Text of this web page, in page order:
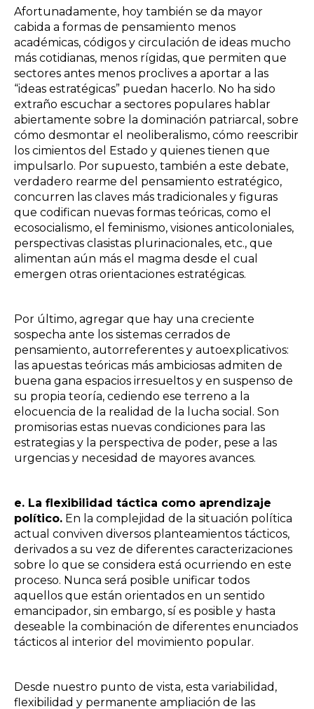
Afortunadamente, hoy también se da mayor
cabida a formas de pensamiento menos
académicas, códigos y circulación de ideas mucho
más cotidianas, menos rígidas, que permiten que
sectores antes menos proclives a aportar a las
“ideas estratégicas” puedan hacerlo. No ha sido
extraño escuchar a sectores populares hablar
abiertamente sobre la dominación patriarcal, sobre
cómo desmontar el neoliberalismo, cómo reescribir
los cimientos del Estado y quienes tienen que
impulsarlo. Por supuesto, también a este debate,
verdadero rearme del pensamiento estratégico,
concurren las claves más tradicionales y figuras
que codifican nuevas formas teóricas, como el
ecosocialismo, el feminismo, visiones anticoloniales,
perspectivas clasistas plurinacionales, etc., que
alimentan aún más el magma desde el cual
emergen otras orientaciones estratégicas.
Por último, agregar que hay una creciente
sospecha ante los sistemas cerrados de
pensamiento, autorreferentes y autoexplicativos:
las apuestas teóricas más ambiciosas admiten de
buena gana espacios irresueltos y en suspenso de
su propia teoría, cediendo ese terreno a la
elocuencia de la realidad de la lucha social. Son
promisorias estas nuevas condiciones para las
estrategias y la perspectiva de poder, pese a las
urgencias y necesidad de mayores avances.
e. La flexibilidad táctica como aprendizaje
político. En la complejidad de la situación política
actual conviven diversos planteamientos tácticos,
derivados a su vez de diferentes caracterizaciones
sobre lo que se considera está ocurriendo en este
proceso. Nunca será posible unificar todos
aquellos que están orientados en un sentido
emancipador, sin embargo, sí es posible y hasta
deseable la combinación de diferentes enunciados
tácticos al interior del movimiento popular.
Desde nuestro punto de vista, esta variabilidad,
flexibilidad y permanente ampliación de las